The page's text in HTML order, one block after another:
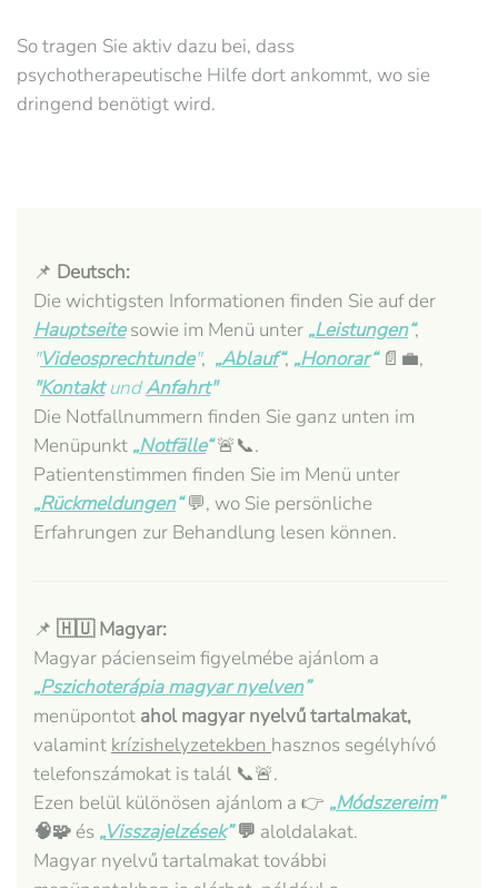
So tragen Sie aktiv dazu bei, dass
psychotherapeutische Hilfe dort ankommt, wo sie
dringend benötigt wird.
📌 Deutsch:
Die wichtigsten Informationen finden Sie auf der
Hauptseitesowie im Menü unter „Leistungen“,
"Videosprechtunde", „Ablauf“, „Honorar“📄💼,
"KontaktundAnfahrt"
Die Notfallnummern finden Sie ganz unten im
Menüpunkt „Notfälle“🚨📞.
Patientenstimmen finden Sie im Menü unter
„Rückmeldungen“💬, wo Sie persönliche
Erfahrungen zur Behandlung lesen können.
📌 🇭🇺 Magyar:
Magyar pácienseim figyelmébe ajánlom a
„Pszichoterápia magyar nyelven”
menüpontot ahol magyar nyelvű tartalmakat,
valamint krízishelyzetekben hasznos segélyhívó
telefonszámokat is talál 📞🚨.
Ezen belül különösen ajánlom a 👉 „Módszereim”
🧠🧩 és „Visszajelzések”💬 aloldalakat.
Magyar nyelvű tartalmakat további